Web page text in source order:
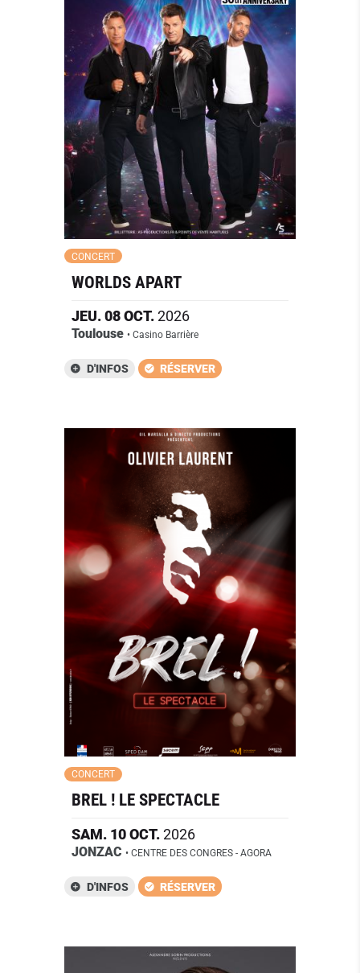
CONCERT
WORLDS APART
JEU.08OCT.2026
Toulouse • Casino Barrière
D'INFOS RÉSERVER
CONCERT
BREL ! LE SPECTACLE
SAM. 10OCT.2026
JONZAC • CENTRE DES CONGRES - AGORA
D'INFOS RÉSERVER